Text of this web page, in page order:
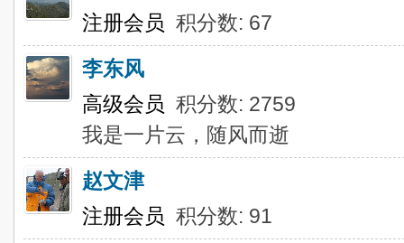
注册会员 积分数: 67
李东风
高级会员 积分数: 2759
我是一片云，随风而逝
赵文津
注册会员 积分数: 91